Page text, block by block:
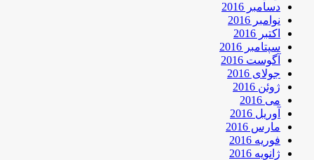
دسامبر 2016
نوامبر 2016
اکتبر 2016
سپتامبر 2016
آگوست 2016
جولای 2016
ژوئن 2016
می 2016
آوریل 2016
مارس 2016
فوریه 2016
ژانویه 2016